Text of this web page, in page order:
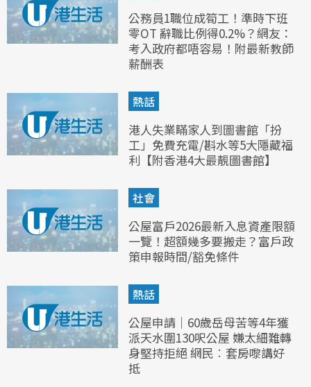
公務員1職位成筍工！準時下班
零OT 辭職比例得0.2%？網友：
考入政府都唔容易！附最新教師
薪酬表
熱話
港人失業瞞家人到圖書館「扮
工」免費充電/斟水等5大隱藏福
利【附香港4大最靚圖書館】
社會
公屋富戶2026最新入息資產限額
一覽！超額幾多要搬走？富戶政
策申報時間/豁免條件
熱話
公屋申請｜60歲岳母苦等4年獲
派天水圍130呎公屋 嫌太細難轉
身堅持拒絕 網民︰套房嚟講好
抵